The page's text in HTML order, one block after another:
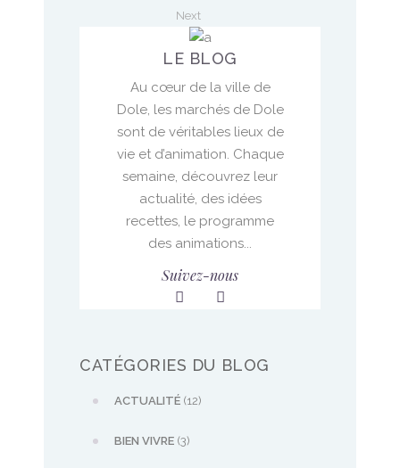
Next
LE BLOG
Au cœur de la ville de
Dole, les marchés de Dole
sont de véritables lieux de
vie et d’animation. Chaque
semaine, découvrez leur
actualité, des idées
recettes, le programme
des animations...
Suivez-nous
CATÉGORIES DU BLOG
ACTUALITÉ (12)
BIEN VIVRE (3)